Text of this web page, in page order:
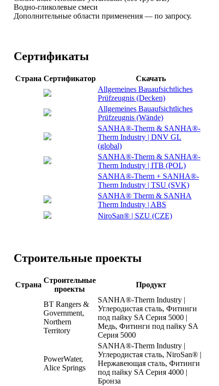
Водно‑гликолевые смеси
Дополнительные области применения — по запросу.
Сертификаты
Страна Сертификатор
Скачать
Allgemeines Bauaufsichtliches
Prüfzeugnis (Decken)
Allgemeines Bauaufsichtliches
Prüfzeugnis (Wände)
SANHA®-Therm & SANHA®-
Therm Industry | DNV GL
(global)
SANHA®-Therm & SANHA®-
Therm Industry | ITB (POL)
SANHA®-Therm + SANHA®-
Therm Industry | TSU (SVK)
SANHA® Therm & SANHA
Therm Industry | ABS
NiroSan® | SZU (CZE)
Строительные проекты
Страна
Строительные
проекты
Продукт
BT Rangers &
Government,
Northern
Territory
SANHA®-Therm Industry |
Углеродистая сталь, Фитинги
под пайку SA Серия 5000 |
Медь, Фитинги под пайку SA
Серия 5000
PowerWater,
Alice Springs
SANHA®-Therm Industry |
Углеродистая сталь, NiroSan® |
Нержавеющая сталь, Фитинги
под пайку SA Серия 4000 |
Бронза